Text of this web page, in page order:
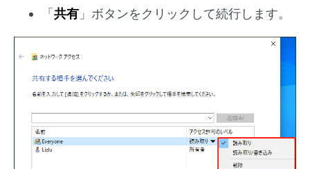
「 共有 」ボタンをクリックして続行します。